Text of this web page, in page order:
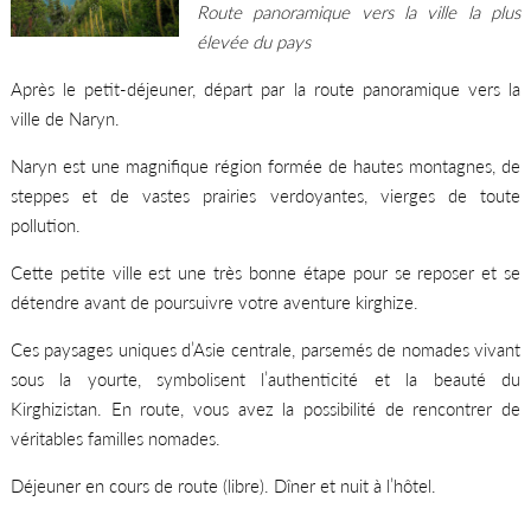
Route panoramique vers la ville la plus
élevée du pays
Après le petit-déjeuner, départ par la route panoramique vers la
ville de Naryn.
Naryn est une magnifique région formée de hautes montagnes, de
steppes et de vastes prairies verdoyantes, vierges de toute
pollution.
Cette petite ville est une très bonne étape pour se reposer et se
détendre avant de poursuivre votre aventure kirghize.
Ces paysages uniques d’Asie centrale, parsemés de nomades vivant
sous la yourte, symbolisent l’authenticité et la beauté du
Kirghizistan. En route, vous avez la possibilité de rencontrer de
véritables familles nomades.
Déjeuner en cours de route (libre). Dîner et nuit à l’hôtel.